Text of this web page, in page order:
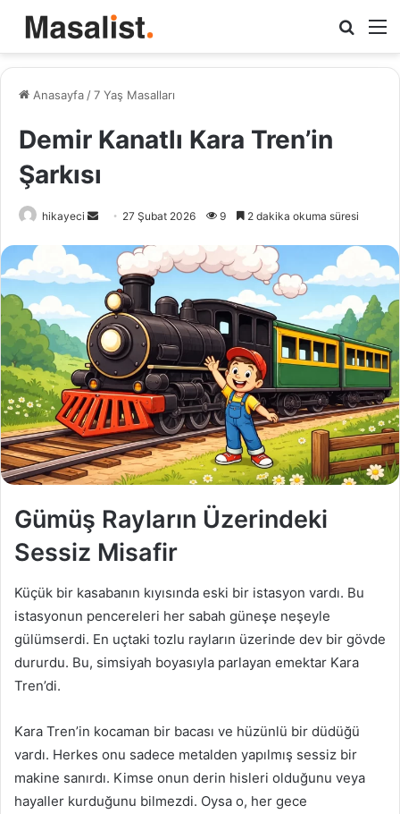
Arama
yap
Anasayfa /7 Yaş Masalları
Demir Kanatlı Kara Tren’in
Şarkısı
hikayeci
e
p
o
s
t
a
g
ö
n
m
k
27 Şubat 2026 9 2 dakika okuma süresi
Gümüş Rayların Üzerindeki
Sessiz Misafir
Küçük bir kasabanın kıyısında eski bir istasyon vardı. Bu
istasyonun pencereleri her sabah güneşe neşeyle
gülümserdi. En uçtaki tozlu rayların üzerinde dev bir gövde
dururdu. Bu, simsiyah boyasıyla parlayan emektar Kara
Tren’di.
Kara Tren’in kocaman bir bacası ve hüzünlü bir düdüğü
vardı. Herkes onu sadece metalden yapılmış sessiz bir
makine sanırdı. Kimse onun derin hisleri olduğunu veya
hayaller kurduğunu bilmezdi. Oysa o, her gece